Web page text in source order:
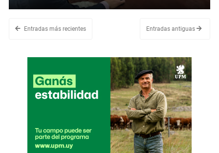
Entradas más recientes Entradas antiguas